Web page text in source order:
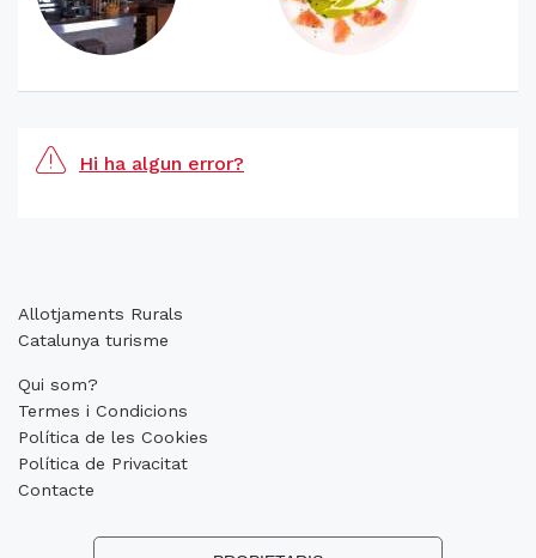
Hi ha algun error?
Allotjaments Rurals
Catalunya turisme
Qui som?
Termes i Condicions
Política de les Cookies
Política de Privacitat
Contacte